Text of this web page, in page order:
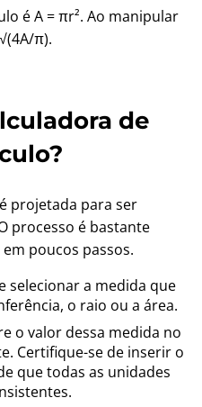
é A = πr². Ao manipular
π).
de
projetada para ser
processo é bastante
poucos passos.
selecionar a medida que
o raio ou a área.
o valor dessa medida no
Certifique-se de inserir o
que todas as unidades